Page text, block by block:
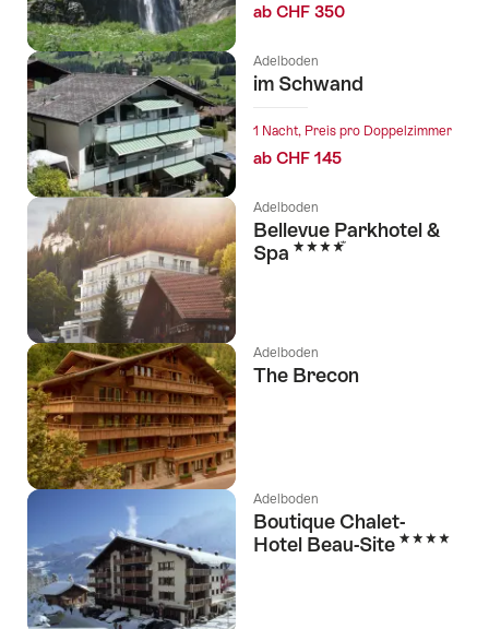
ab CHF 350
Adelboden
im Schwand
1 Nacht, Preis pro Doppelzimmer
ab CHF 145
Adelboden
Bellevue Parkhotel &
Spa 4 Sterne
Adelboden
The Brecon
Adelboden
Boutique Chalet-
Hotel Beau-Site 4 Sterne